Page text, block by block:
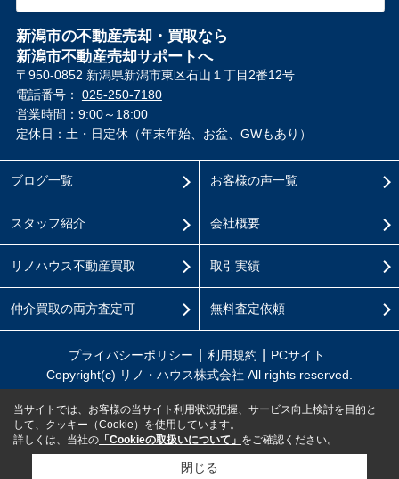
新潟市の不動産売却・買取なら
新潟市不動産売却サポートへ
〒950-0852 新潟県新潟市東区石山１丁目2番12号
電話番号： 025-250-7180
営業時間：9:00～18:00
定休日：土・日定休（年末年始、お盆、GWもあり）
ブログ一覧
スタッフ紹介
リノハウス不動産買取
仲介買取の両方査定可
お客様の声一覧
会社概要
取引実績
無料査定依頼
プライバシーポリシー 利用規約
PCサイト
Copyright(c) リノ・ハウス株式会社 All rights reserved.
当サイトでは、お客様の当サイト利用状況把握、サービス向上検討を目的と
して、クッキー（Cookie）を使用しています。
詳しくは、当社の 「Cookieの取扱いについて」 をご確認ください。
閉じる